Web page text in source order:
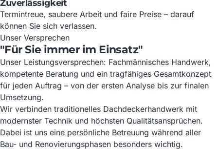
Zuverlässigkeit
Termintreue, saubere Arbeit und faire Preise – darauf
können Sie sich verlassen.
Unser Versprechen
"Für Sie immer im Einsatz"
Unser Leistungsversprechen: Fachmännisches Handwerk,
kompetente Beratung und ein tragfähiges Gesamtkonzept
für jeden Auftrag – von der ersten Analyse bis zur finalen
Umsetzung.
Wir verbinden traditionelles Dachdeckerhandwerk mit
modernster Technik und höchsten Qualitätsansprüchen.
Dabei ist uns eine persönliche Betreuung während aller
Bau- und Renovierungsphasen besonders wichtig.